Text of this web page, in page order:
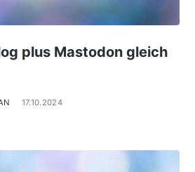
plus Mastodon gleich
17.10.2024